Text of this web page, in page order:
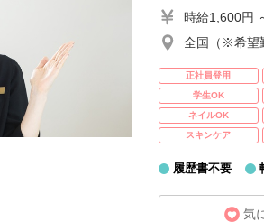
時給1,600円
全国（※希望
正社員登用
学生OK
ネイルOK
スキンケア
履歴書不要
気